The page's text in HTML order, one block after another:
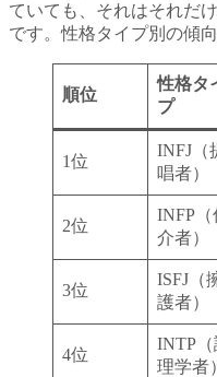
ていても、それはそれだ
です。性格タイプ別の傾
順位
性格タ
プ
1位
INFJ（
唱者）
2位
INFP（
介者）
3位
ISFJ（
護者）
4位
INTP（
理学者）